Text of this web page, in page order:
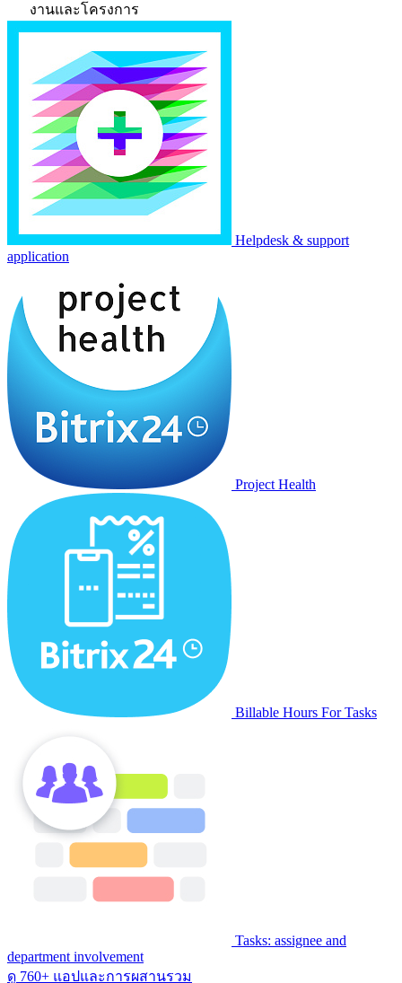
งานและโครงการ
Helpdesk & support
application
Project Health
Billable Hours For Tasks
Tasks: assignee and
department involvement
ดู 760+ แอปและการผสานรวม